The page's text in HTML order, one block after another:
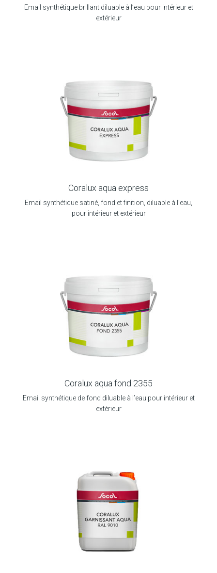
Email synthétique brillant diluable à l’eau pour intérieur et
extérieur
Coralux aqua express
Email synthétique satiné, fond et finition, diluable à l’eau,
pour intérieur et extérieur
Coralux aqua fond 2355
Email synthétique de fond diluable à l’eau pour intérieur et
extérieur